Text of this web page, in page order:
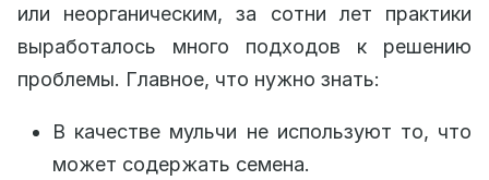
или неорганическим, за сотни лет практики
выработалось много подходов к решению
проблемы. Главное, что нужно знать:
В качестве мульчи не используют то, что
может содержать семена.